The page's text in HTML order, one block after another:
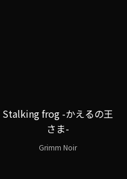
Stalking frog -かえるの王
さま-
Grimm Noir